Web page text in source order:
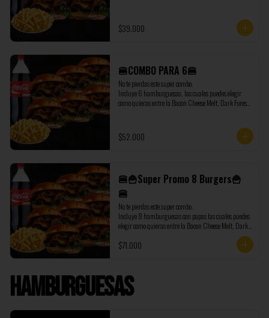
y 500 gramos de papas extras.
$39.000
🍔COMBO PARA 6🍔
No te pierdas este super combo.
Incluye 6 hamburguesas, las cuales puedes elegir
como quieras entre la Bacon Cheese Melt, Dark Forest,
y 500 gramos de papas extras.
$52.000
🍔🍟Super Promo 8 Burgers🍟
🍔
No te pierdas este super combo.
Incluye 8 hamburguesas con papas las cuales puedes
elegir como quieras entre la Bacon Cheese Melt, Dark
Burger, además de regalo te enviamos 1 Coca Cola de
$71.000
Hamburguesas